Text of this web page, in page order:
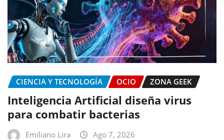
CIENCIA Y TECNOLOGÍA OCIO ZONA GEEK
Inteligencia Artificial diseña virus
para combatir bacterias
Emiliano Lira Ago 7, 2026